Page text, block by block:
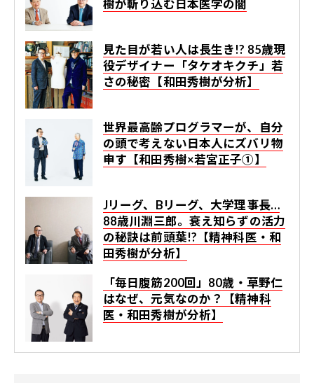
樹が斬り込む日本医学の闇
見た目が若い人は長生き!? 85歳現
役デザイナー「タケオキクチ」若
さの秘密【和田秀樹が分析】
世界最高齢プログラマーが、自分
の頭で考えない日本人にズバリ物
申す【和田秀樹×若宮正子①】
Jリーグ、Bリーグ、大学理事長…
88歳川淵三郎。衰え知らずの活力
の秘訣は前頭葉!?【精神科医・和
田秀樹が分析】
「毎日腹筋200回」80歳・草野仁
はなぜ、元気なのか？【精神科
医・和田秀樹が分析】